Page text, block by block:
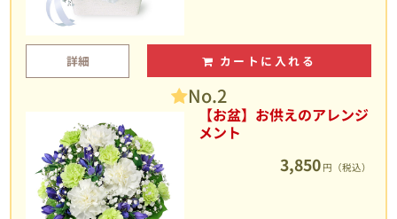
詳細 カートに入れる
No.2
【お盆】お供えのアレンジ
メント
3,850 円（税込）